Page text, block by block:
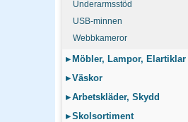
Underarmsstöd
USB-minnen
Webbkameror
▸ Möbler, Lampor, Elartiklar
▸Väskor
▸Arbetskläder, Skydd
▸Skolsortiment
1-2 dagar 286.30